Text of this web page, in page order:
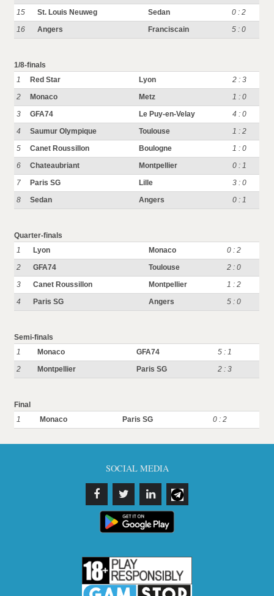
15
St. Louis Neuweg Sedan
0 : 2
16
Angers Franciscain 5 : 0
1/8-finals
1
Red Star Lyon
2 : 3
2
Monaco Metz
1 : 0
3
GFA74 Le Puy-en-Velay
4 : 0
4
Saumur Olympique Toulouse
1 : 2
5
Canet Roussillon Boulogne
1 : 0
6
Chateaubriant Montpellier
0 : 1
7
Paris SG Lille
3 : 0
8
Sedan Angers 0 : 1
Quarter-finals
1
Lyon Monaco
0 : 2
2
GFA74 Toulouse
2 : 0
3
Canet Roussillon Montpellier
1 : 2
4
Paris SG Angers 5 : 0
Semi-finals
1
Monaco GFA74
5 : 1
2
Montpellier Paris SG 2 : 3
Final
1
Monaco Paris SG 0 : 2
SOCIAL MEDIA